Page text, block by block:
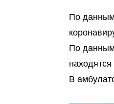
По
По данным
В